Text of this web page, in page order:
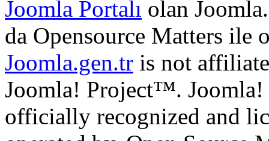
Joomla Portalı olan
da Opensource Matters ile
Joomla.gen.tr is not
Joomla! Project™.
officially recognized and